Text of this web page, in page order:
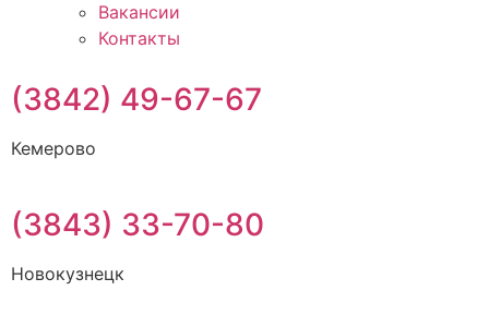
Вакансии
Контакты
(3842) 49-67-67
Кемерово
(3843) 33-70-80
Новокузнецк